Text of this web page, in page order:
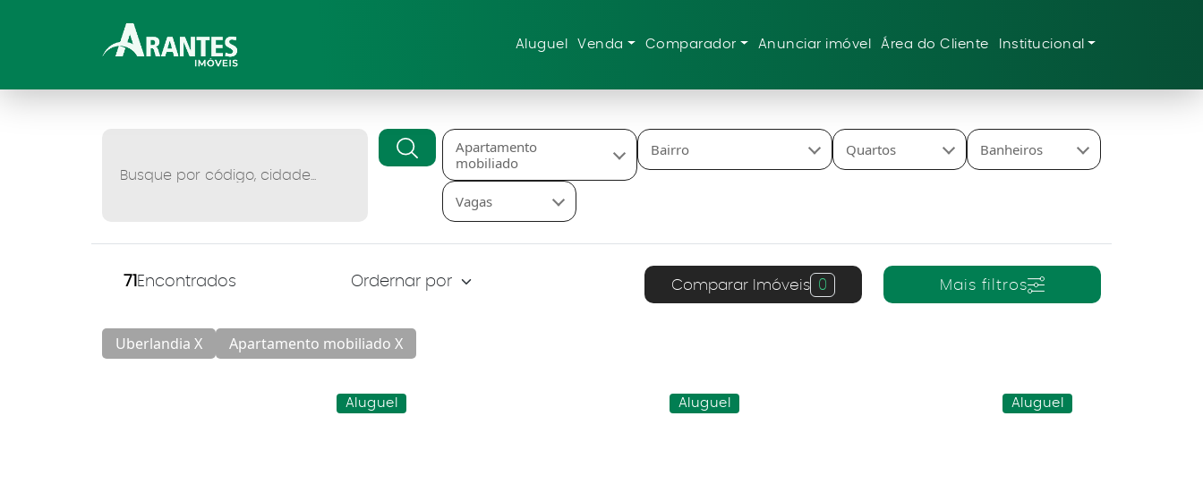
Aluguel Venda Comparador Anunciar imóvel Área do Cliente Institucional
Apartamento
mobiliado
Bairro Quartos Banheiros
Vagas
71 Encontrados Comparar Imóveis 0 Mais filtros
Uberlandia X Apartamento mobiliado X
Aluguel Aluguel Aluguel